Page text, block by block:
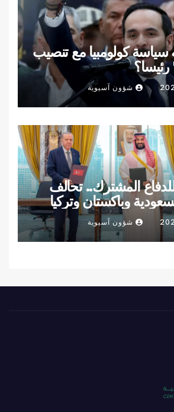
سياسة كولومبيا مع تنصيب
شؤون آسيوية
للدفاع المشترك.. تحالف
وباكستان وتركيا
شؤون آسيوية